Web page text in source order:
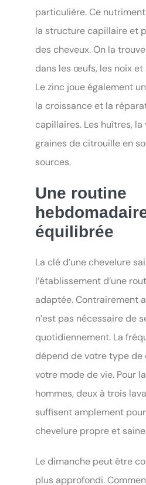
particulière. Ce
la structure capillaire et
des cheveux. On la
dans les œufs, les noix et
Le zinc joue également
la croissance et la
capillaires. Les huîtres,
graines de citrouille en
sources.
Une routine
équilibrée
La clé d’une chevelure
l’établissement d’une
adaptée. Contrairement
n’est pas nécessaire de
quotidiennement. La
dépend de votre type de
votre mode de vie. Pour
hommes, deux à trois
suffisent amplement
chevelure propre et
Le dimanche peut être
plus approfondi.